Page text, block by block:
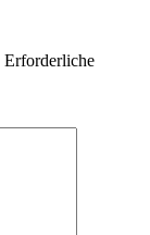
Erforderliche